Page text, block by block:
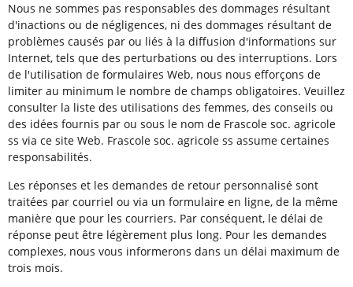
Nous ne sommes pas responsables des dommages résultant
d'inactions ou de négligences, ni des dommages résultant de
problèmes causés par ou liés à la diffusion d'informations sur
Internet, tels que des perturbations ou des interruptions. Lors
de l'utilisation de formulaires Web, nous nous efforçons de
limiter au minimum le nombre de champs obligatoires. Veuillez
consulter la liste des utilisations des femmes, des conseils ou
des idées fournis par ou sous le nom de Frascole soc. agricole
ss via ce site Web. Frascole soc. agricole ss assume certaines
responsabilités.
Les réponses et les demandes de retour personnalisé sont
traitées par courriel ou via un formulaire en ligne, de la même
manière que pour les courriers. Par conséquent, le délai de
réponse peut être légèrement plus long. Pour les demandes
complexes, nous vous informerons dans un délai maximum de
trois mois.